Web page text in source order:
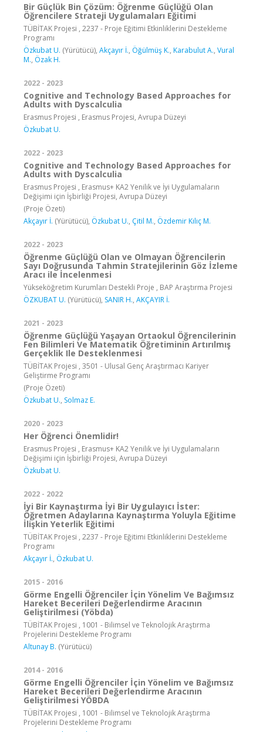
Bir Güçlük Bin Çözüm: Öğrenme Güçlüğü Olan
Öğrencilere Strateji Uygulamaları Eğitimi
TÜBİTAK Projesi , 2237 - Proje Eğitimi Etkinliklerini Destekleme
Programı
Özkubat U. (Yürütücü), Akçayır İ., Öğülmüş K., Karabulut A., Vural
M., Özak H.
2022 - 2023
Cognitive and Technology Based Approaches for
Adults with Dyscalculia
Erasmus Projesi , Erasmus Projesi, Avrupa Düzeyi
Özkubat U.
2022 - 2023
Cognitive and Technology Based Approaches for
Adults with Dyscalculia
Erasmus Projesi , Erasmus+ KA2 Yenilik ve İyi Uygulamaların
Değişimi için İşbirliği Projesi, Avrupa Düzeyi
(Proje Özeti)
Akçayır İ. (Yürütücü), Özkubat U., Çitil M., Özdemir Kılıç M.
2022 - 2023
Öğrenme Güçlüğü Olan ve Olmayan Öğrencilerin
Sayı Doğrusunda Tahmin Stratejilerinin Göz İzleme
Aracı ile İncelenmesi
Yükseköğretim Kurumları Destekli Proje , BAP Araştırma Projesi
ÖZKUBAT U. (Yürütücü), SANIR H., AKÇAYIR İ.
2021 - 2023
Öğrenme Güçlüğü Yaşayan Ortaokul Öğrencilerinin
Fen Bilimleri Ve Matematik Öğretiminin Artırılmış
Gerçeklik Ile Desteklenmesi
TÜBİTAK Projesi , 3501 - Ulusal Genç Araştırmacı Kariyer
Geliştirme Programı
(Proje Özeti)
Özkubat U., Solmaz E.
2020 - 2023
Her Öğrenci Önemlidir!
Erasmus Projesi , Erasmus+ KA2 Yenilik ve İyi Uygulamaların
Değişimi için İşbirliği Projesi, Avrupa Düzeyi
Özkubat U.
2022 - 2022
İyi Bir Kaynaştırma İyi Bir Uygulayıcı İster:
Öğretmen Adaylarına Kaynaştırma Yoluyla Eğitime
İlişkin Yeterlik Eğitimi
TÜBİTAK Projesi , 2237 - Proje Eğitimi Etkinliklerini Destekleme
Programı
Akçayır İ., Özkubat U.
2015 - 2016
Görme Engelli Öğrenciler İçin Yönelim Ve Bağımsız
Hareket Becerileri Değerlendirme Aracının
Geliştirilmesi (Yöbda)
TÜBİTAK Projesi , 1001 - Bilimsel ve Teknolojik Araştırma
Projelerini Destekleme Programı
Altunay B. (Yürütücü)
2014 - 2016
Görme Engelli Öğrenciler İçin Yönelim ve Bağımsız
Hareket Becerileri Değerlendirme Aracının
Geliştirilmesi YÖBDA
TÜBİTAK Projesi , 1001 - Bilimsel ve Teknolojik Araştırma
Projelerini Destekleme Programı